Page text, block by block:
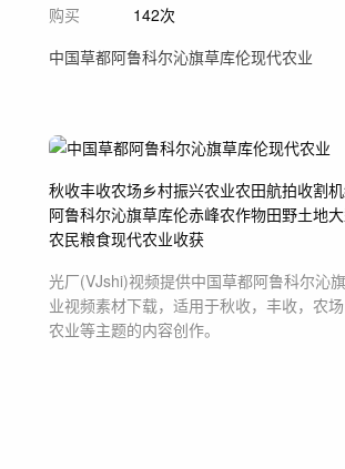
购买
142次
中国草都阿鲁科尔沁旗草库伦现代农业
秋收丰收农场乡村振兴农业农田航拍收割机
阿鲁科尔沁旗草库伦赤峰农作物田野土地
农民粮食现代农业收获
光厂(VJshi)视频提供中国草都阿鲁科尔沁
业视频素材下载，适用于秋收，丰收，农场
农业等主题的内容创作。